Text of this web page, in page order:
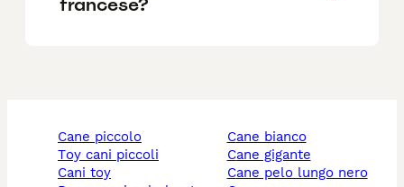
cane piccolo
toy cani piccoli
cani toy
cane bianco
cane gigante
cane pelo lungo nero